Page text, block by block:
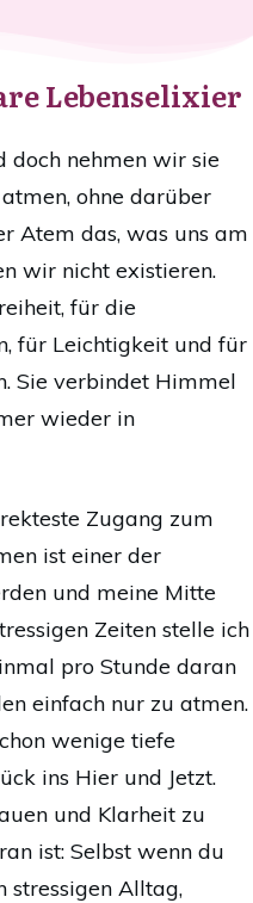
Lebenselixier
doch nehmen wir sie
ohne darüber
Atem das, was uns am
wir nicht existieren.
für die
für Leichtigkeit und für
Sie verbindet Himmel
wieder in
Zugang zum
ist einer der
und meine Mitte
Zeiten stelle ich
pro Stunde daran
einfach nur zu atmen.
wenige tiefe
ins Hier und Jetzt.
und Klarheit zu
ist: Selbst wenn du
stressigen Alltag,